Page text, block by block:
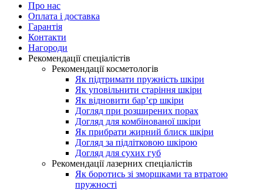
Про нас
Оплата і доставка
Гарантія
Контакти
Нагороди
Рекомендації спеціалістів
Рекомендації косметологів
Як підтримати пружність шкіри
Як уповільнити старіння шкіри
Як відновити бар’єр шкіри
Догляд при розширених порах
Догляд для комбінованої шкіри
Як прибрати жирний блиск шкіри
Догляд за підлітковою шкірою
Догляд для сухих губ
Рекомендації лазерних спеціалістів
Як боротись зі зморшками та втратою
пружності